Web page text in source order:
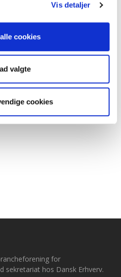
Vis detaljer
cookies
valgte
cookies
orientering
til GI’s
forslag til andre
som de kan være interesserede
I kan læse mere om og
og
Generalforsamling og
for
sekretariat hos Dansk Erhverv.